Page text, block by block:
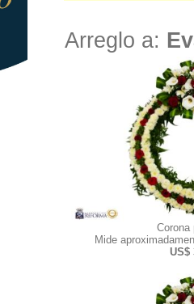
Arreglo a:
Corona
Mide
US$